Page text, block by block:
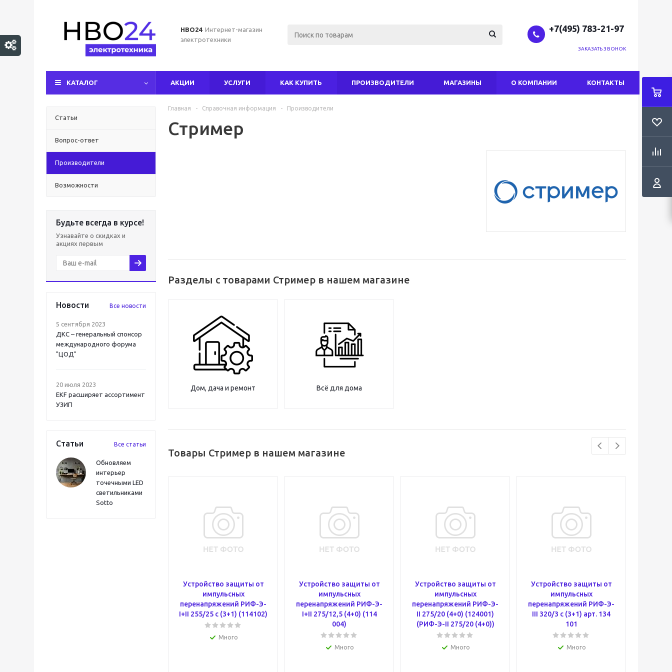
НВО24 Интернет-магазин
электротехники
+7(495) 783-21-97
ЗАКАЗАТЬ ЗВОНОК
КАТАЛОГ АКЦИИ УСЛУГИ КАК КУПИТЬ ПРОИЗВОДИТЕЛИ МАГАЗИНЫ О КОМПАНИИ КОНТАКТЫ
Статьи
Вопрос-ответ
Производители
Возможности
Будьте всегда в курсе!
Узнавайте о скидках и
акциях первым
Новости Все новости
5 сентября 2023
ДКС – генеральный спонсор
международного форума
"ЦОД"
20 июля 2023
EKF расширяет ассортимент
УЗИП
Статьи Все статьи
Обновляем
интерьер
точечными LED
светильниками
Sotto
Главная - Справочная информация - Производители
Стример
Разделы с товарами Стример в нашем магазине
Дом, дача и ремонт Всё для дома
Товары Стример в нашем магазине
Устройство защиты от
импульсных
перенапряжений РИФ-Э-
I+II 255/25 с (3+1) (114102)
Много
Устройство защиты от
импульсных
перенапряжений РИФ-Э-
I+II 275/12,5 (4+0) (114
004)
Много
Устройство защиты от
импульсных
перенапряжений РИФ-Э-
II 275/20 (4+0) (124001)
(РИФ-Э-II 275/20 (4+0))
Много
Устройство защиты от
импульсных
перенапряжений РИФ-Э-
III 320/3 с (3+1) арт. 134
101
Много